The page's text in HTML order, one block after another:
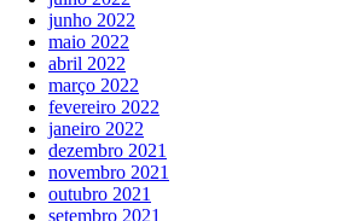
junho 2022
maio 2022
abril 2022
março 2022
fevereiro 2022
janeiro 2022
dezembro 2021
novembro 2021
outubro 2021
setembro 2021